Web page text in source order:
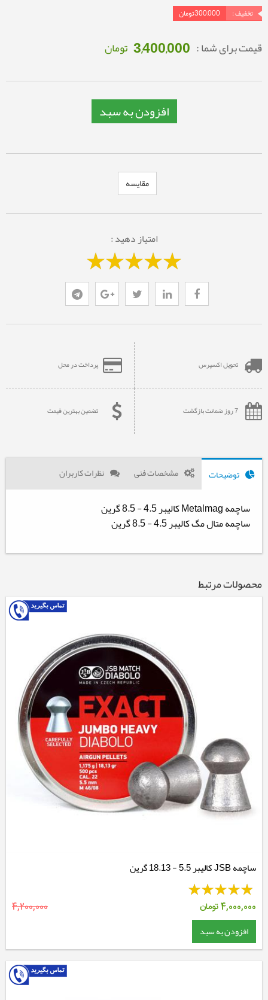
تخفیف :
300,000تومان
قیمت برای شما : 3,400,000 تومان
افزودن به سبد
مقایسه
امتیاز دهید :
تحویل اکسپرس پرداخت در محل
7 روز ضمانت بازگشت تضمین بهترین قیمت
توضیحات مشخصات فنی نظرات کاربران
ساچمه Metalmag کالیبر 4.5 - 8.5 گرین
ساچمه متال مگ کالیبر 4.5 - 8.5 گرین
محصولات مرتبط
ساچمه JSB کالیبر 5.5 - 18.13 گرین
4,000,000تومان 4,200,000
افزودن به سبد